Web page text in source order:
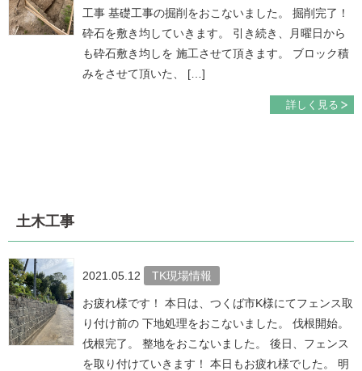
工事 基礎工事の掘削をおこないました。 掘削完了！
砕石を敷き均していきます。 引き続き、月曜日から
も砕石敷き均しを 施工させて頂きます。 ブロック積
みをさせて頂いた、 […]
詳しく見る
土木工事
2021.05.12 TK現場情報
お疲れ様です！ 本日は、つくば市K様にてフェンス取
り付け前の 下地処理をおこないました。 伐根開始。
伐根完了。 整地をおこないました。 後日、フェンス
を取り付けていきます！ 本日もお疲れ様でした。 明